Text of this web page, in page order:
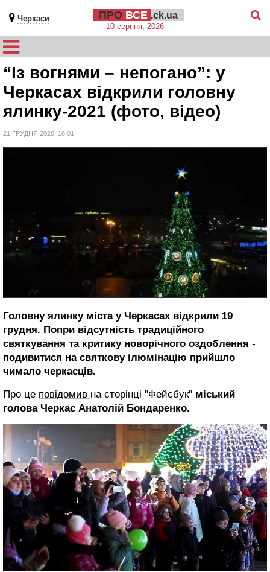
Черкаси ПРО ВСЕ .ck.ua
10 серпня, 2026
“Із вогнями – непогано”: у
Черкасах відкрили головну
ялинку-2021 (фото, відео)
21 ГРУДНЯ 2020, 16:01
Головнуялинку міста у Черкасах відкрили 19
грудня. Попри відсутність традиційного
святкування та критику новорічного оздоблення -
подивитися на святкову ілюмінацію прийшло
чимало черкасців.
Про це повідомив на сторінці "Фейсбук" міський
голова Черкас Анатолій Бондаренко.